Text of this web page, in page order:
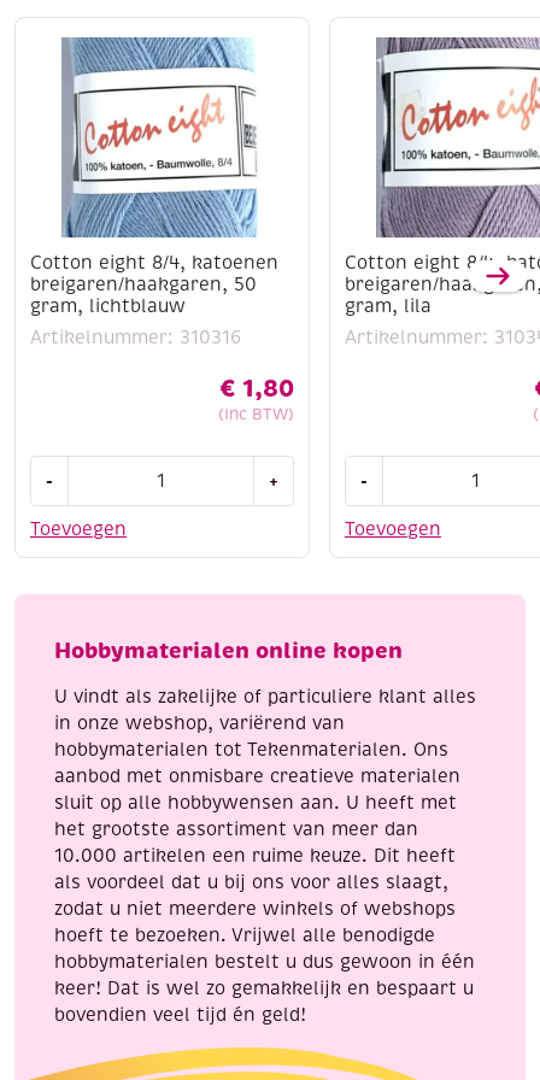
aqua
Cotton eight 8/4, katoenen
breigaren/haakgaren, 50
gram, lichtblauw
Artikelnummer: 310316
€ 1,80
(Inc BTW)
Toevoegen
-
8/4,
50
lichtblauw
+
Cotton eight 8/4,
breigaren/
gram, lila
Artikelnummer:
Toevoegen
-
8/4,
50
lila
Hobbymaterialen online kopen
U vindt als zakelijke of particuliere klant alles
in onze webshop, variërend van
hobbymaterialen tot Tekenmaterialen. Ons
aanbod met onmisbare creatieve materialen
sluit op alle hobbywensen aan. U heeft met
het grootste assortiment van meer dan
10.000 artikelen een ruime keuze. Dit heeft
als voordeel dat u bij ons voor alles slaagt,
zodat u niet meerdere winkels of webshops
hoeft te bezoeken. Vrijwel alle benodigde
hobbymaterialen bestelt u dus gewoon in één
keer! Dat is wel zo gemakkelijk en bespaart u
bovendien veel tijd én geld!